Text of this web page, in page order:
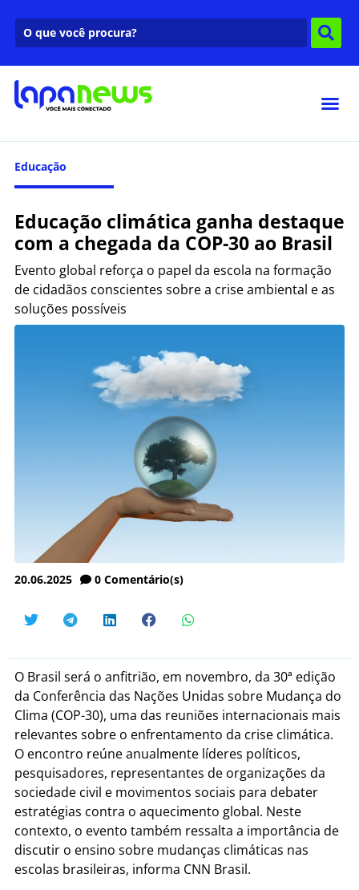
Educação
Educação climática ganha destaque
com a chegada da COP-30 ao Brasil
Evento global reforça o papel da escola na formação
de cidadãos conscientes sobre a crise ambiental e as
soluções possíveis
20.06.2025 0 Comentário(s)
O Brasil será o anfitrião, em novembro, da 30ª edição
da Conferência das Nações Unidas sobre Mudança do
Clima (COP-30), uma das reuniões internacionais mais
relevantes sobre o enfrentamento da crise climática.
O encontro reúne anualmente líderes políticos,
pesquisadores, representantes de organizações da
sociedade civil e movimentos sociais para debater
estratégias contra o aquecimento global. Neste
contexto, o evento também ressalta a importância de
discutir o ensino sobre mudanças climáticas nas
escolas brasileiras, informa CNN Brasil.